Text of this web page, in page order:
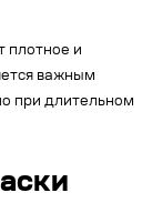
плотное и
важным
при длительном